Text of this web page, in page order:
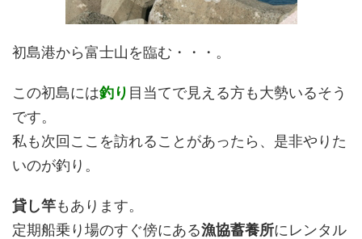
初島港から富士山を臨む・・・。
この初島には釣り 目当てで見える方も大勢いるそう
です。
私も次回ここを訪れることがあったら、是非やりた
いのが釣り。
貸し竿もあります。
定期船乗り場のすぐ傍にある漁協蓄養所にレンタル